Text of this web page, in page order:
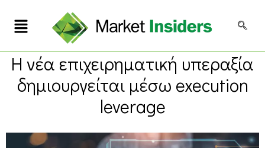
Η νέα επιχειρηματική υπεραξία
δημιουργείται μέσω execution
leverage